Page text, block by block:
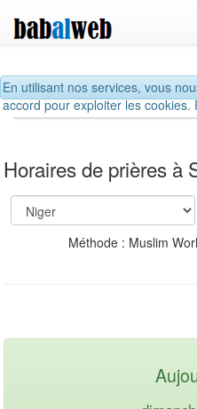
En utilisant nos services, vous
accord pour exploiter les cookies.
Horaires de prières à
Méthode : Muslim